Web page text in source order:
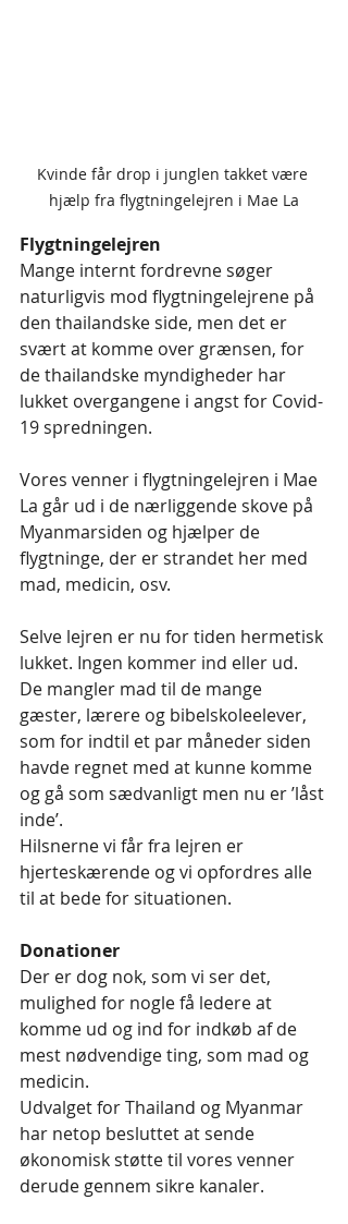
Kvinde får drop i junglen takket være
hjælp fra flygtningelejren i Mae La
Flygtningelejren
Mange internt fordrevne søger
naturligvis mod flygtningelejrene på
den thailandske side, men det er
svært at komme over grænsen, for
de thailandske myndigheder har
lukket overgangene i angst for Covid-
19 spredningen.
Vores venner i flygtningelejren i Mae
La går ud i de nærliggende skove på
Myanmarsiden og hjælper de
flygtninge, der er strandet her med
mad, medicin, osv.
Selve lejren er nu for tiden hermetisk
lukket. Ingen kommer ind eller ud.
De mangler mad til de mange
gæster, lærere og bibelskoleelever,
som for indtil et par måneder siden
havde regnet med at kunne komme
og gå som sædvanligt men nu er ’låst
inde’.
Hilsnerne vi får fra lejren er
hjerteskærende og vi opfordres alle
til at bede for situationen.
Donationer
Der er dog nok, som vi ser det,
mulighed for nogle få ledere at
komme ud og ind for indkøb af de
mest nødvendige ting, som mad og
medicin.
Udvalget for Thailand og Myanmar
har netop besluttet at sende
økonomisk støtte til vores venner
derude gennem sikre kanaler.